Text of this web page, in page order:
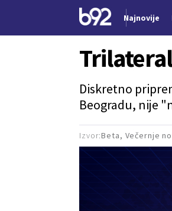
Najnovije
Diskretno
Beogradu, nije
Izvor:Beta, Večernje